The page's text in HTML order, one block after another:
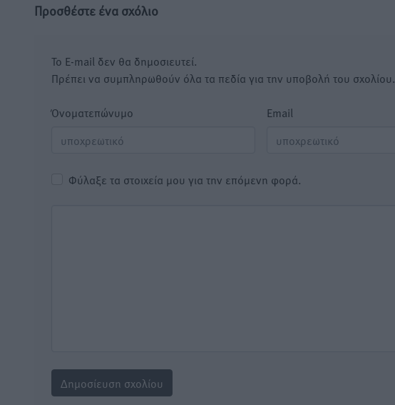
Προσθέστε ένα σχόλιο
Το E-mail δεν θα δημοσιευτεί.
Πρέπει να συμπληρωθούν όλα τα πεδία για την υποβολή του σχολίου.
Όνοματεπώνυμο Email
Φύλαξε τα στοιχεία μου για την επόμενη φορά.